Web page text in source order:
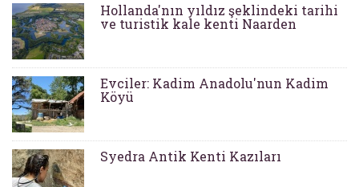
Hollanda'nın yıldız şeklindeki tarihi
ve turistik kale kenti Naarden
Evciler: Kadim Anadolu'nun Kadim
Köyü
Syedra Antik Kenti Kazıları